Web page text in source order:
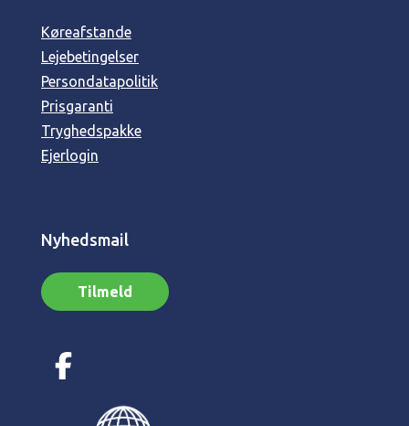
Køreafstande
Lejebetingelser
Persondatapolitik
Prisgaranti
Tryghedspakke
Ejerlogin
Nyhedsmail
Tilmeld